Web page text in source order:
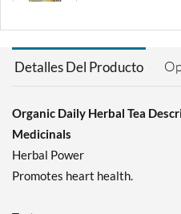
Licorice Root
Guardar 16%
Precio de venta:
Detalles Del Producto
Organic Daily Herbal Tea
Medicinals
Herbal Power
Promotes heart health.